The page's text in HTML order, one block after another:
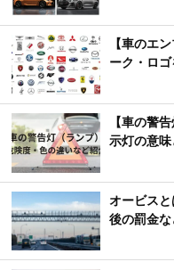
【車のエ
ーク・ロ
【車の警
示灯の意味
オービス
後の罰金